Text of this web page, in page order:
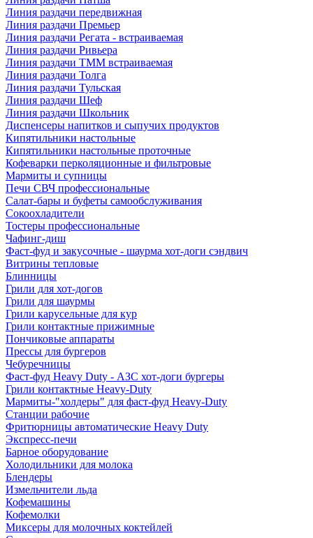
Линия раздачи передвижная
Линия раздачи Премьер
Линия раздачи Регата - встраиваемая
Линия раздачи Ривьера
Линия раздачи ТММ встраиваемая
Линия раздачи Толга
Линия раздачи Тульская
Линия раздачи Шеф
Линия раздачи Школьник
Диспенсеры напитков и сыпучих продуктов
Кипятильники настольные
Кипятильники настольные проточные
Кофеварки перколяционные и фильтровые
Мармиты и супницы
Печи СВЧ профессиональные
Салат-бары и буфеты самообслуживания
Сокоохладители
Тостеры профессиональные
Чафинг-диш
Фаст-фуд и закусочные - шаурма хот-доги сэндвич
Витрины тепловые
Блинницы
Грили для хот-догов
Грили для шаурмы
Грили карусельные для кур
Грили контактные прижимные
Пончиковые аппараты
Прессы для бургеров
Чебуречницы
Фаст-фуд Heavy Duty - АЗС хот-доги бургеры
Грили контактные Heavy-Duty
Мармиты-"холдеры" для фаст-фуд Heavy-Duty
Станции рабочие
Фритюрницы автоматические Heavy Duty
Экспресс-печи
Барное оборудование
Холодильники для молока
Блендеры
Измельчители льда
Кофемашины
Кофемолки
Миксеры для молочных коктейлей